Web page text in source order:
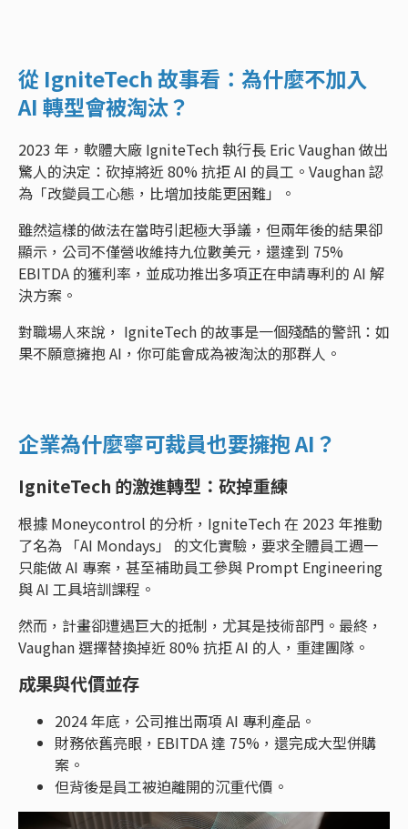
從 IgniteTech 故事看：為什麼不加入
AI 轉型會被淘汰？
2023 年，軟體大廠 IgniteTech 執行長 Eric Vaughan 做出
驚人的決定：砍掉將近 80% 抗拒 AI 的員工。Vaughan 認
為「改變員工心態，比增加技能更困難」。
雖然這樣的做法在當時引起極大爭議，但兩年後的結果卻
顯示，公司不僅營收維持九位數美元，還達到 75%
EBITDA 的獲利率，並成功推出多項正在申請專利的 AI 解
決方案。
對職場人來說， IgniteTech 的故事是一個殘酷的警訊：如
果不願意擁抱 AI，你可能會成為被淘汰的那群人。
企業為什麼寧可裁員也要擁抱 AI？
IgniteTech 的激進轉型：砍掉重練
根據 Moneycontrol 的分析，IgniteTech 在 2023 年推動
了名為 「AI Mondays」 的文化實驗，要求全體員工週一
只能做 AI 專案，甚至補助員工參與 Prompt Engineering
與 AI 工具培訓課程。
然而，計畫卻遭遇巨大的抵制，尤其是技術部門。最終，
Vaughan 選擇替換掉近 80% 抗拒 AI 的人，重建團隊。
成果與代價並存
2024 年底，公司推出兩項 AI 專利產品。
財務依舊亮眼，EBITDA 達 75%，還完成大型併購
案。
但背後是員工被迫離開的沉重代價。